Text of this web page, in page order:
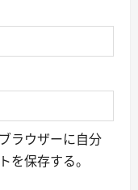
ラウザーに自分
を保存する。